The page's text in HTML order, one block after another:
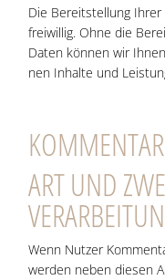
Die Bereit­stel­lung
frei­wil­lig. Ohne die
Daten kön­nen wir
nen Inhal­te und
ART UND
Wenn Nut­zer
wer­den neben die­sen